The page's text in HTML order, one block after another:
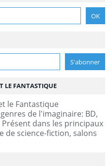
LE FANTASTIQUE
de l'imaginaire: BD,
Présent dans les principaux
de science-fiction, salons